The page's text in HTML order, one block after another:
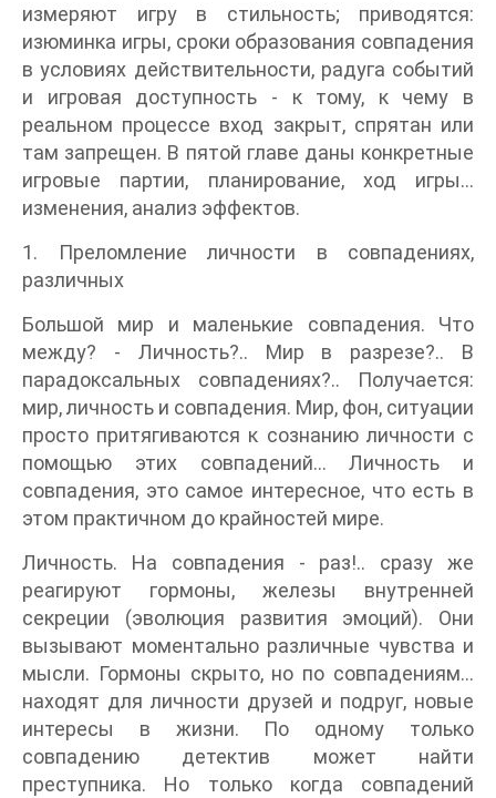
измеряют игру в стильность; приводятся:
изюминка игры, сроки образования совпадения
в условиях действительности, радуга событий
и игровая доступность - к тому, к чему в
реальном процессе вход закрыт, спрятан или
там запрещен. В пятой главе даны конкретные
игровые партии, планирование, ход игры...
изменения, анализ эффектов.
1. Преломление личности в совпадениях,
различных
Большой мир и маленькие совпадения. Что
между? - Личность?.. Мир в разрезе?.. В
парадоксальных совпадениях?.. Получается:
мир, личность и совпадения. Мир, фон, ситуации
просто притягиваются к сознанию личности с
помощью этих совпадений... Личность и
совпадения, это самое интересное, что есть в
этом практичном до крайностей мире.
Личность. На совпадения - раз!.. сразу же
реагируют гормоны, железы внутренней
секреции (эволюция развития эмоций). Они
вызывают моментально различные чувства и
мысли. Гормоны скрыто, но по совпадениям...
находят для личности друзей и подруг, новые
интересы в жизни. По одному только
совпадению детектив может найти
преступника. Но только когда совпадений